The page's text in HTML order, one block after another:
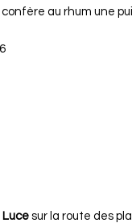
au rhum une
sur la route des